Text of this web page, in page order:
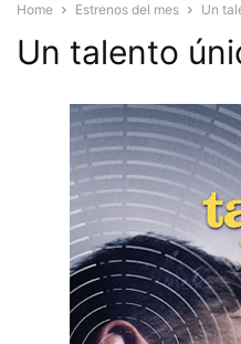
Home Estrenos del mes Un
Un talento